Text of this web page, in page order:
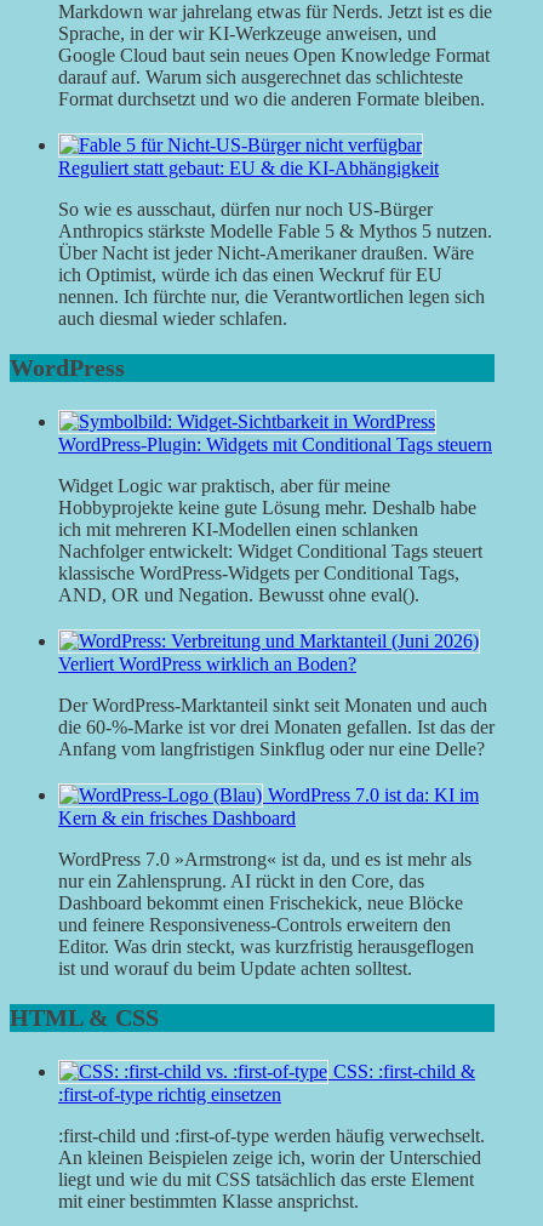
Markdown war jahrelang etwas für Nerds. Jetzt ist es die
Sprache, in der wir KI-Werkzeuge anweisen, und
Google Cloud baut sein neues Open Knowledge Format
darauf auf. Warum sich ausgerechnet das schlichteste
Format durchsetzt und wo die anderen Formate bleiben.
Reguliert statt gebaut: EU & die KI-Abhängigkeit
So wie es ausschaut, dürfen nur noch US-Bürger
Anthropics stärkste Modelle Fable 5 & Mythos 5 nutzen.
Über Nacht ist jeder Nicht-Amerikaner draußen. Wäre
ich Optimist, würde ich das einen Weckruf für EU
nennen. Ich fürchte nur, die Verantwortlichen legen sich
auch diesmal wieder schlafen.
WordPress
WordPress-Plugin: Widgets mit Conditional Tags steuern
Widget Logic war praktisch, aber für meine
Hobbyprojekte keine gute Lösung mehr. Deshalb habe
ich mit mehreren KI-Modellen einen schlanken
Nachfolger entwickelt: Widget Conditional Tags steuert
klassische WordPress-Widgets per Conditional Tags,
AND, OR und Negation. Bewusst ohne eval().
Verliert WordPress wirklich an Boden?
Der WordPress-Marktanteil sinkt seit Monaten und auch
die 60-%-Marke ist vor drei Monaten gefallen. Ist das der
Anfang vom langfristigen Sinkflug oder nur eine Delle?
WordPress 7.0 ist da: KI im
Kern & ein frisches Dashboard
WordPress 7.0 »Armstrong« ist da, und es ist mehr als
nur ein Zahlensprung. AI rückt in den Core, das
Dashboard bekommt einen Frischekick, neue Blöcke
und feinere Responsiveness-Controls erweitern den
Editor. Was drin steckt, was kurzfristig herausgeflogen
ist und worauf du beim Update achten solltest.
HTML & CSS
CSS: :first-child &
:first-of-type richtig einsetzen
:first-child und :first-of-type werden häufig verwechselt.
An kleinen Beispielen zeige ich, worin der Unterschied
liegt und wie du mit CSS tatsächlich das erste Element
mit einer bestimmten Klasse ansprichst.